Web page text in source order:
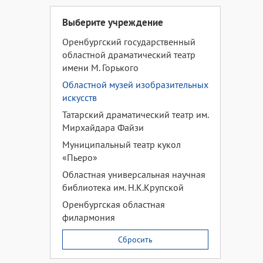
Выберите учреждение
Оренбургский государственный
областной драматический театр
имени М. Горького
Областной музей изобразительных
искусств
Татарский драматический театр им.
Мирхайдара Файзи
Муниципальный театр кукол
«Пьеро»
Областная универсальная научная
библиотека им. Н.К.Крупской
Оренбургская областная
филармония
Сбросить